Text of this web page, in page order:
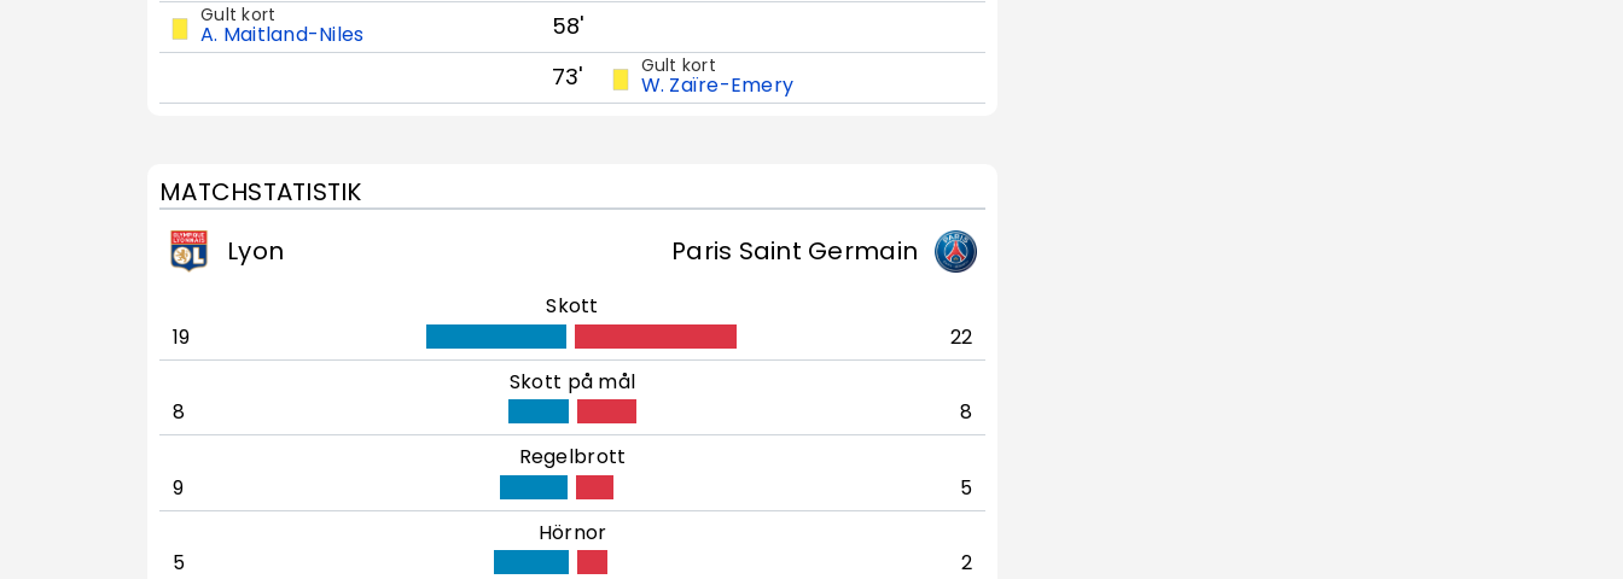
Gult kort
A. Maitland-Niles
58'
73'
Gult kort
W. Zaïre-Emery
MATCHSTATISTIK
Lyon
Paris Saint Germain
Skott
19
22
Skott på mål
8
8
Regelbrott
9
5
Hörnor
5
2